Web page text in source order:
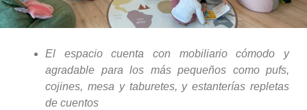
El espacio cuenta con mobiliario cómodo y
agradable para los más pequeños como pufs,
cojines, mesa y taburetes, y estanterías repletas
de cuentos